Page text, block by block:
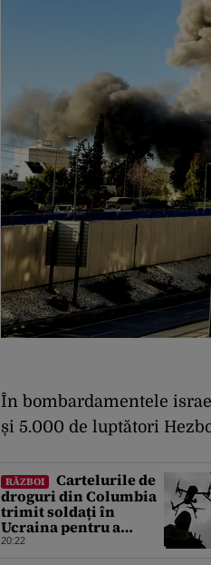
În bombardamentele
și 5.000 de luptători
RĂZBOI
Cartelurile de
droguri din Columbia
trimit soldați în
Ucraina pentru a
dobândi experiență în
20:22